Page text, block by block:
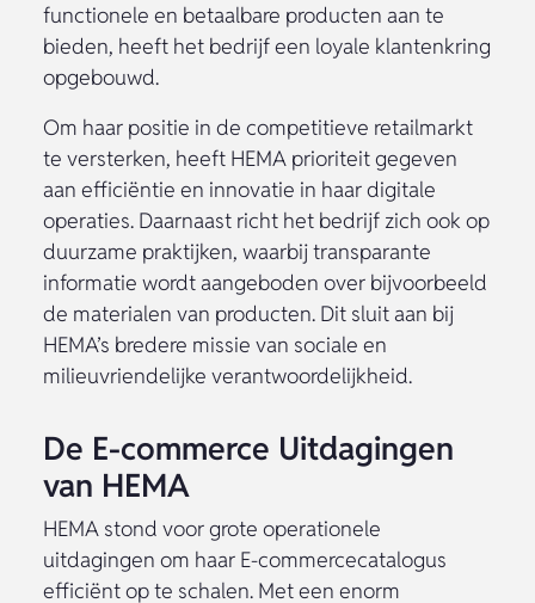
functionele en betaalbare producten aan te
bieden, heeft het bedrijf een loyale klantenkring
opgebouwd.
Om haar positie in de competitieve retailmarkt
te versterken, heeft HEMA prioriteit gegeven
aan efficiëntie en innovatie in haar digitale
operaties. Daarnaast richt het bedrijf zich ook op
duurzame praktijken, waarbij transparante
informatie wordt aangeboden over bijvoorbeeld
de materialen van producten. Dit sluit aan bij
HEMA’s bredere missie van sociale en
milieuvriendelijke verantwoordelijkheid.
De E-commerce Uitdagingen
van HEMA
HEMA stond voor grote operationele
uitdagingen om haar E-commercecatalogus
efficiënt op te schalen. Met een enorm